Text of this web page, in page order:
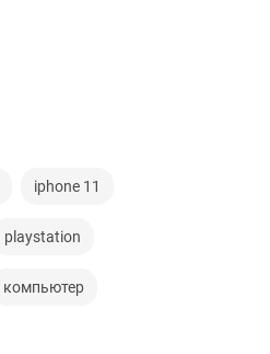
iphone 11
playstation
компьютер